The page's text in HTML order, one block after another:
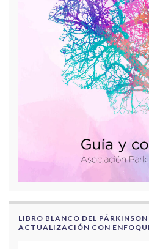
LIBRO BLANCO DEL
ACTUALIZACIÓN CON